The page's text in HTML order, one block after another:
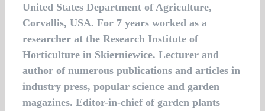
United States Department of Agriculture,
Corvallis, USA. For 7 years worked as a
researcher at the Research Institute of
Horticulture in Skierniewice. Lecturer and
author of numerous publications and articles in
industry press, popular science and garden
magazines. Editor-in-chief of garden plants